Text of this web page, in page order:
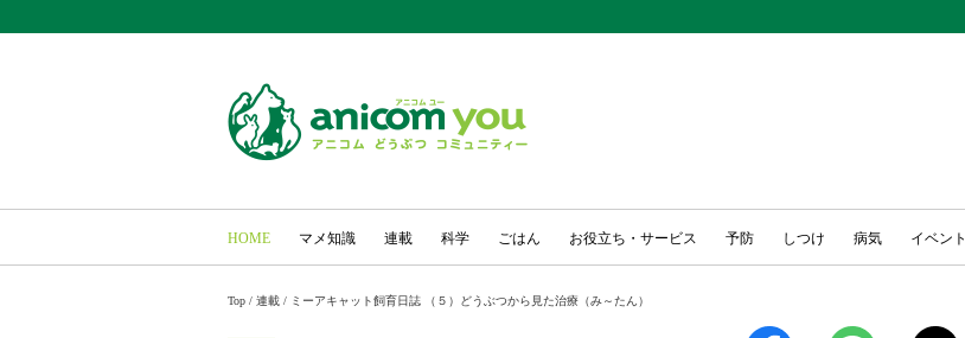
HOME マメ知識 連載 科学 ごはん お役立ち・サービス 予防 しつけ 病気 イベント
Top / 連載 / ミーアキャット飼育日誌 （５）どうぶつから見た治療（み～たん）